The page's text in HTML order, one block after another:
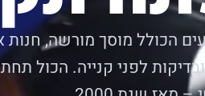
הכולל מוסך מורשה, חנות
לפני קנייה. הכול